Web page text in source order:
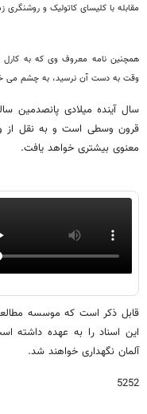
مقابله با کلیسای کاتولیک و روشنگری
همچنین نامه معروف وی که به کارل
وقت به دست آن نرسید، به چشم می
سال آینده میلادی پانصدمین
قرون وسطی است و به نقل از
معنوی بیشتری خواهد یافت.
قابل ذکر است که موسسه
آلمان نگهداری خواهند شد.
5252